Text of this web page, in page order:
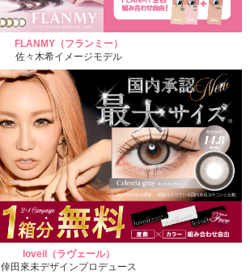
FLANMY（フランミー）
佐々木希イメージモデル
loveil（ラヴェール）
倖田來未デザインプロデュース